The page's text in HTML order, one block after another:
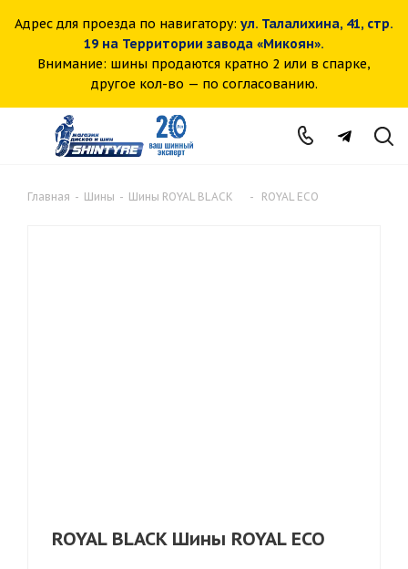
Адрес для проезда по навигатору: ул. Талалихина, 41, стр.
19 на Территории завода «Микоян».
Внимание: шины продаются кратно 2 или в спарке,
другое кол-во — по согласованию.
Главная - Шины - Шины ROYAL BLACK - ROYAL ECO
ROYAL BLACK Шины ROYAL ECO